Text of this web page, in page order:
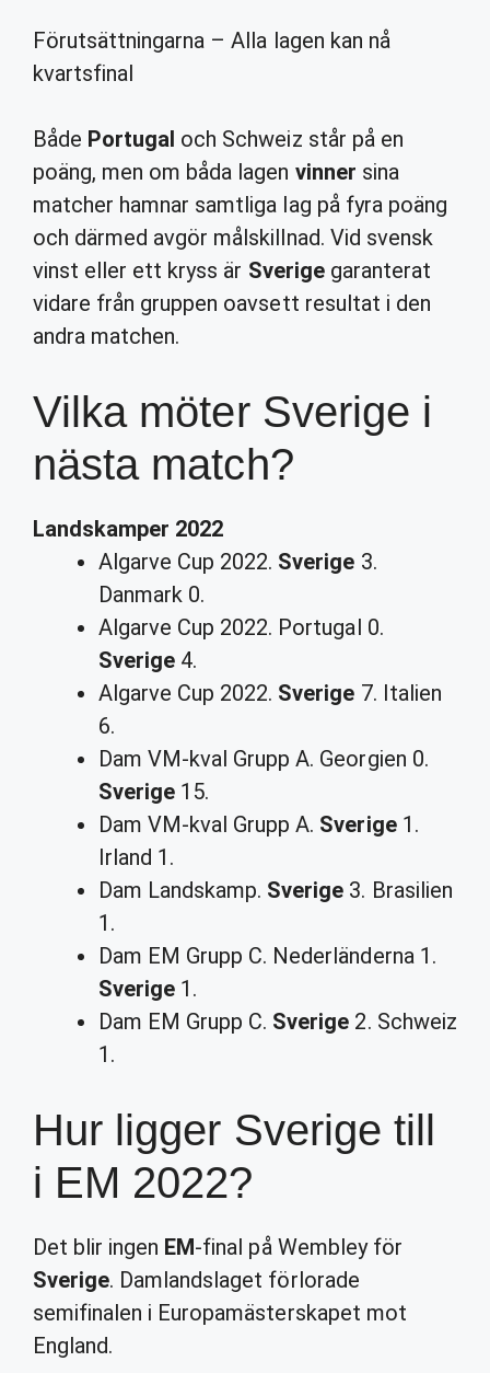
Förutsättningarna – Alla lagen kan nå
kvartsfinal
Både Portugal och Schweiz står på en
poäng, men om båda lagen vinner sina
matcher hamnar samtliga lag på fyra poäng
och därmed avgör målskillnad. Vid svensk
vinst eller ett kryss är Sverigegaranterat
vidare från gruppen oavsett resultat i den
andra matchen.
Vilka möter Sverige i
nästa match?
Landskamper 2022
Algarve Cup 2022. Sverige 3.
Danmark 0.
Algarve Cup 2022. Portugal 0.
Sverige 4.
Algarve Cup 2022. Sverige 7. Italien
6.
Dam VM-kval Grupp A. Georgien 0.
Sverige 15.
Dam VM-kval Grupp A. Sverige1.
Irland 1.
Dam Landskamp. Sverige 3. Brasilien
1.
Dam EM Grupp C. Nederländerna 1.
Sverige 1.
Dam EM Grupp C. Sverige 2. Schweiz
1.
Hur ligger Sverige till
i EM 2022?
Det blir ingen EM-final på Wembley för
Sverige. Damlandslaget förlorade
semifinalen i Europamästerskapet mot
England.